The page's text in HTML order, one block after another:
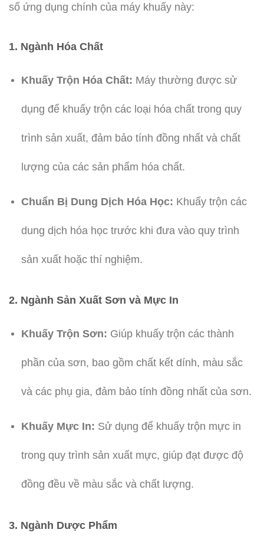
số ứng dụng chính của máy khuấy này:
1. Ngành Hóa Chất
Khuấy Trộn Hóa Chất: Máy thường được sử
dụng để khuấy trộn các loại hóa chất trong quy
trình sản xuất, đảm bảo tính đồng nhất và chất
lượng của các sản phẩm hóa chất.
Chuẩn Bị Dung Dịch Hóa Học: Khuấy trộn các
dung dịch hóa học trước khi đưa vào quy trình
sản xuất hoặc thí nghiệm.
2. Ngành Sản Xuất Sơn và Mực In
Khuấy Trộn Sơn: Giúp khuấy trộn các thành
phần của sơn, bao gồm chất kết dính, màu sắc
và các phụ gia, đảm bảo tính đồng nhất của sơn.
Khuấy Mực In: Sử dụng để khuấy trộn mực in
trong quy trình sản xuất mực, giúp đạt được độ
đồng đều về màu sắc và chất lượng.
3. Ngành Dược Phẩm